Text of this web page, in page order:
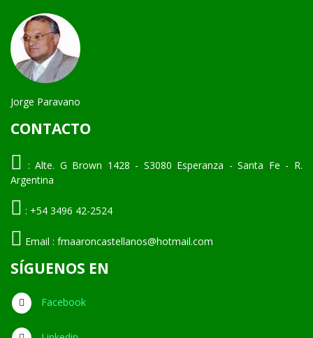
Jorge Paravano
CONTACTO
: Alte. G Brown 1428 - S3080 Esperanza - Santa Fe - R.
Argentina
: +54 3496 42-2524
Email : fmaaroncastellanos@hotmail.com
SÍGUENOS EN
Facebook